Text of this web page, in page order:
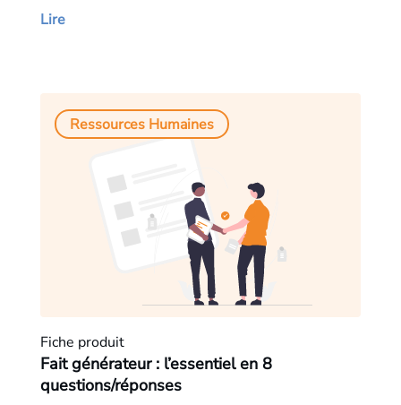
Lire
Ressources Humaines
Fiche produit
Fait générateur : l’essentiel en 8
questions/réponses